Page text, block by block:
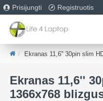
Prisijungti Registruotis
Ekranas 11,6'' 30pin slim
Ekranas 11,6''
1366x768